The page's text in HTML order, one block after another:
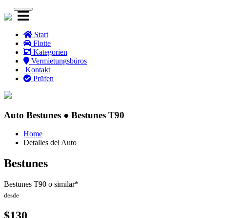
Start
Flotte
Kategorien
Vermietungsbüros
Kontakt
Prüfen
Auto Bestunes ● Bestunes T90
Home
Detalles del Auto
Bestunes
Bestunes T90 o similar*
desde